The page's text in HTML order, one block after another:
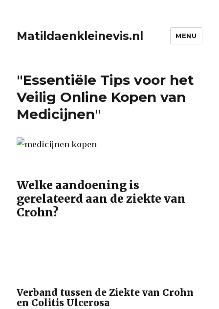
Matildaenkleinevis.nl MENU
"Essentiële Tips voor het
Veilig Online Kopen van
Medicijnen"
Welke aandoening is
gerelateerd aan de ziekte van
Crohn?
Verband tussen de Ziekte van Crohn
en Colitis Ulcerosa